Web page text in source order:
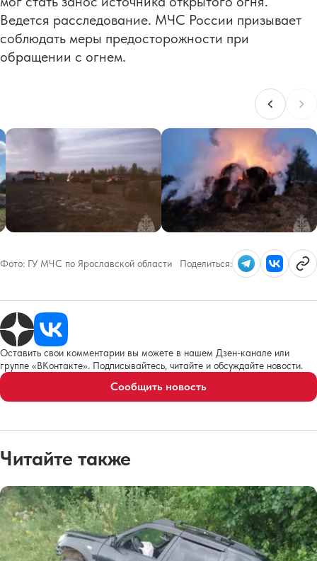
Ведется расследование. МЧС России призывает
соблюдать меры предосторожности при
обращении с огнем.
Фото: ГУ МЧС по Ярославской области Поделиться:
Оставить свои комментарии вы можете в нашем Дзен-канале или
группе «ВКонтакте». Подписывайтесь, читайте и обсуждайте новости.
Сообщить новость
Читайте также